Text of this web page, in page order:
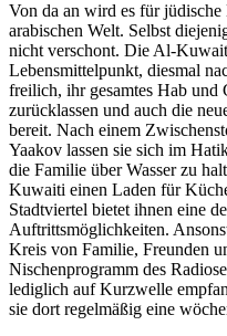
Von da an wird es für
arabischen Welt. Selbst
nicht verschont. Die Al-
Lebensmittelpunkt, diesmal
freilich, ihr gesamtes Hab und
zurücklassen und auch die
bereit. Nach einem
Yaakov lassen sie sich im
die Familie über Wasser zu
Kuwaiti einen Laden für
Stadtviertel bietet ihnen eine
Auftrittsmöglichkeiten.
Kreis von Familie, Freunden
Nischenprogramm des
lediglich auf Kurzwelle
sie dort regelmäßig eine